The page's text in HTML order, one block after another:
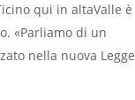
qui in altaValle è
«Parliamo di un
nella nuova Legge